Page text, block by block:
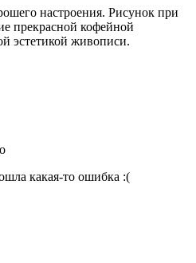
настроения. Рисунок при
прекрасной кофейной
эстетикой живописи.
какая-то ошибка :(